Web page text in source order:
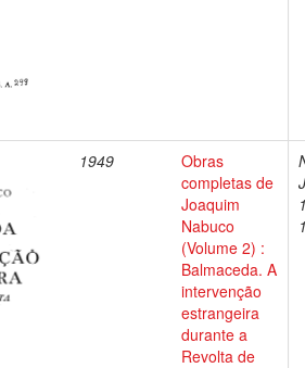
1949
Obras
completas de
Joaquim
Nabuco
(Volume 2) :
Balmaceda. A
intervenção
estrangeira
durante a
Revolta de